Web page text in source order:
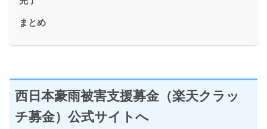
まとめ
西日本豪雨被害支援募金（楽天クラッ
チ募金）公式サイトへ